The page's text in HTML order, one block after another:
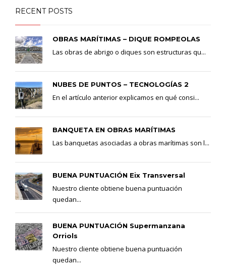
RECENT POSTS
OBRAS MARÍTIMAS – DIQUE ROMPEOLAS
Las obras de abrigo o diques son estructuras qu...
NUBES DE PUNTOS – TECNOLOGÍAS 2
En el artículo anterior explicamos en qué consi...
BANQUETA EN OBRAS MARÍTIMAS
Las banquetas asociadas a obras marítimas son l...
BUENA PUNTUACIÓN Eix Transversal
Nuestro cliente obtiene buena puntuación
quedan...
BUENA PUNTUACIÓN Supermanzana
Orriols
Nuestro cliente obtiene buena puntuación
quedan...